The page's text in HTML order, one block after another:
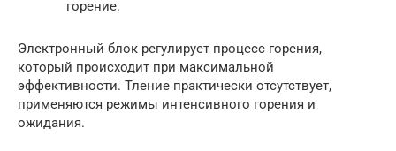
горение.
Электронный блок регулирует процесс горения,
который происходит при максимальной
эффективности. Тление практически отсутствует,
применяются режимы интенсивного горения и
ожидания.